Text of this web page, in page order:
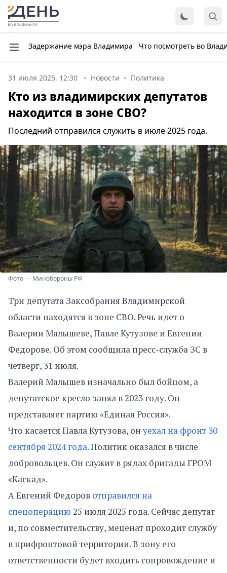
Задержание мэра Владимира Что посмотреть во
31 июля 2025, 12:30 Новости Политика
Кто из владимирских депутатов
находится в зоне СВО?
Последний отправился служить в июле 2025 года.
Фото — Минобороны РФ
Три депутата Заксобрания Владимирской
области находятся в зоне СВО. Речь идет о
Валерии Малышеве, Павле Кутузове и Евгении
Федорове. Об этом сообщила пресс-служба ЗС в
четверг, 31 июля.
Валерий Малышев изначально был бойцом, а
депутатское кресло занял в 2023 году. Он
представляет партию «Единая Россия».
Что касается Павла Кутузова, он уехал на фронт 30
сентября 2024 года. Политик оказался в числе
добровольцев. Он служит в рядах бригады ГРОМ
«Каскад».
А Евгений Федоров отправился на
спецоперацию 25 июля 2025 года. Сейчас депутат
и, по совместительству, меценат проходит службу
в прифронтовой территории. В зону его
ответственности будет входить сопровождение и